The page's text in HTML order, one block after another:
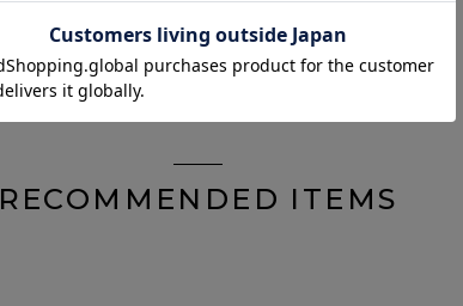
RECOMMENDED ITEMS